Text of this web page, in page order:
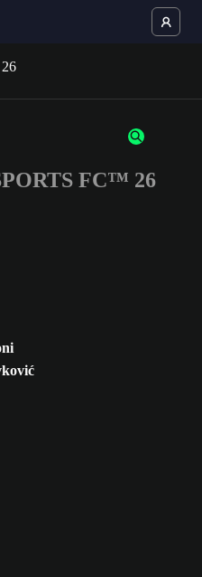
3 caratteri o numeri.
FC™ 26